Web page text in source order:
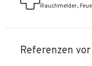
Rauchmelder,
Referenzen